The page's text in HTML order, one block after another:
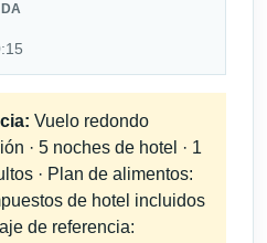
Vuelo redondo
· 5 noches de hotel · 1
· Plan de alimentos:
de hotel incluidos
de referencia: